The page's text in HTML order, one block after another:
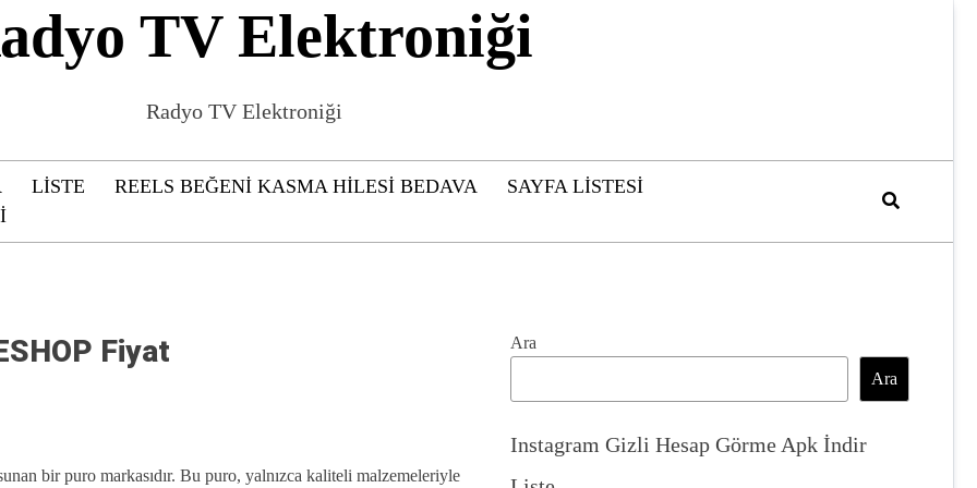
TV Elektroniği
Radyo TV Elektroniği
LISTE REELS BEĞENI KASMA HILESI BEDAVA
SAYFA LISTESI
Fiyat
bir puro markasıdır. Bu puro, yalnızca kaliteli malzemeleriyle
Ara
Ara
Instagram Gizli Hesap Görme Apk İndir